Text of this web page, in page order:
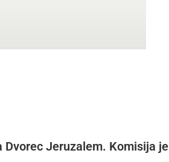
Jeruzalem. Komisija je